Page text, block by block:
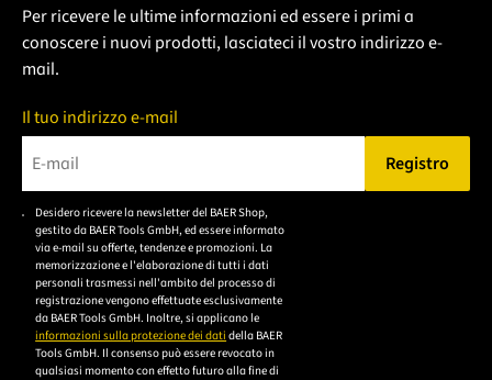
Per ricevere le ultime informazioni ed essere i primi a
conoscere i nuovi prodotti, lasciateci il vostro indirizzo e-
mail.
Il tuo indirizzo e-mail
Bitte geben Sie eine gültige E-Mail-Adresse ein.
Registro
Desidero ricevere la newsletter del BAER Shop,
gestito da BAER Tools GmbH, ed essere informato
via e-mail su offerte, tendenze e promozioni. La
memorizzazione e l'elaborazione di tutti i dati
personali trasmessi nell'ambito del processo di
registrazione vengono effettuate esclusivamente
da BAER Tools GmbH. Inoltre, si applicano le
informazioni sulla protezione dei dati della BAER
Tools GmbH. Il consenso può essere revocato in
qualsiasi momento con effetto futuro alla fine di